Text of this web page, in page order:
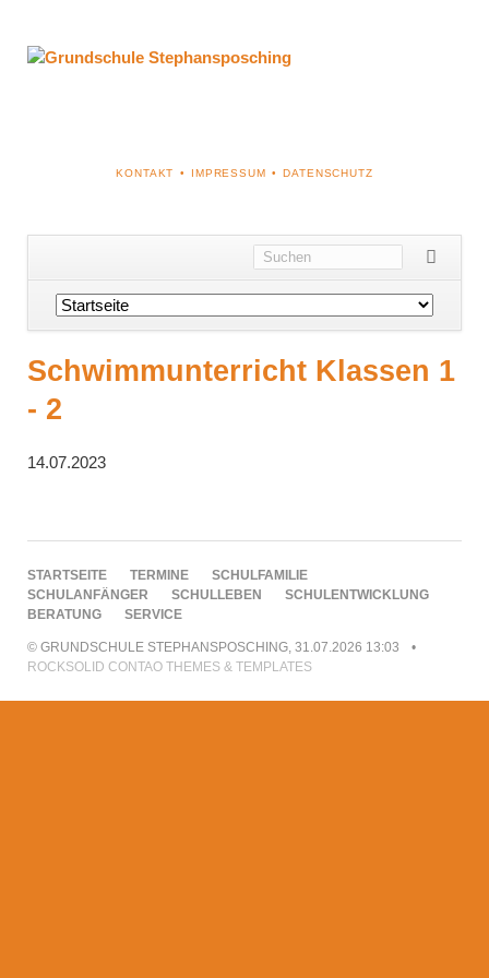
NAVIGATION
KONTAKT IMPRESSUM DATENSCHUTZ
Navigation
überspringen
Schwimmunterricht Klassen 1
- 2
14.07.2023
NAVIGATION
ÜBERSPRINGEN
STARTSEITE TERMINE
SCHULFAMILIE
SCHULANFÄNGER
SCHULLEBEN
SCHULENTWICKLUNG
BERATUNG
SERVICE
© GRUNDSCHULE STEPHANSPOSCHING, 31.07.2026 13:03
ROCKSOLID CONTAO THEMES & TEMPLATES